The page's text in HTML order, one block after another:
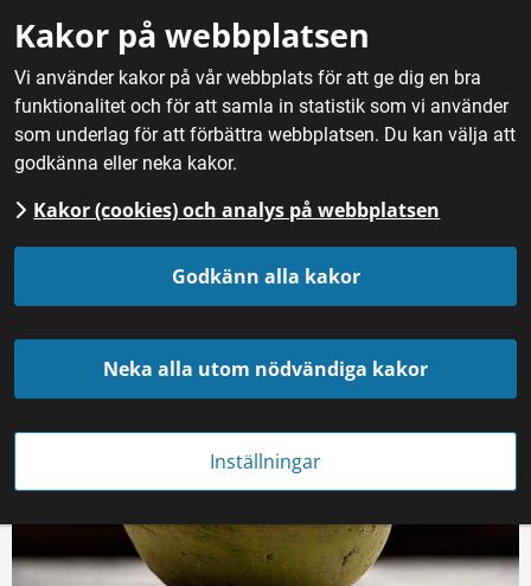
Kakor på webbplatsen
Vi använder kakor på vår webbplats för att ge dig en bra
funktionalitet och för att samla in statistik som vi använder
som underlag för att förbättra webbplatsen. Du kan välja att
godkänna eller neka kakor.
Kakor (cookies) och analys på webbplatsen
Godkänn alla kakor
Neka alla utom nödvändiga kakor
Inställningar
Hem / Fördjupning / Gastronomi och sensorik / Historiska
smaker med framtidspotential
Historiska smaker med
framtidspotential